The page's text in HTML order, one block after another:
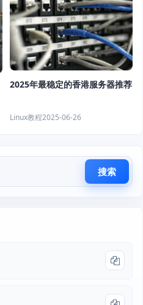
2025年最稳定的香港服务器推荐
Linux教程2025-06-26
搜索